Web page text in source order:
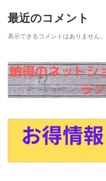
最近のコメント
表示できるコメントはありません。